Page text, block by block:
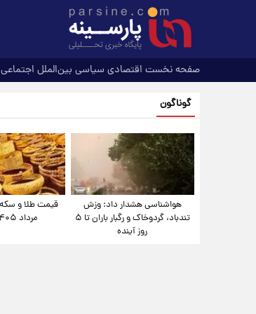
صفحه نخست اقتصادی سیاسی بین‌الملل اجتماعی
گوناگون
هواشناسی هشدار داد: وزش
تندباد، گردوخاک و رگبار باران تا ۵
روز آینده
مرداد ۱۴۰۵ +جدول